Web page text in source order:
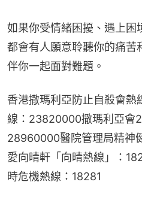
如果你受情緒困擾、遇上困
都會有人願意聆聽你的痛苦
伴你一起面對難題。
香港撒瑪利亞防止自殺會
線：23820000撒瑪利亞會
28960000醫院管理局精神
愛向晴軒「向晴熱線」：
時危機熱線：18281